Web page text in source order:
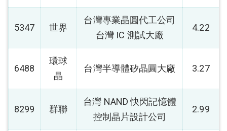
5347 世界
台灣專業晶圓代工公司
台灣 IC 測試大廠
4.22
6488
環球
晶
台灣半導體矽晶圓大廠 3.27
8299 群聯
台灣 NAND 快閃記憶體
控制晶片設計公司
2.99